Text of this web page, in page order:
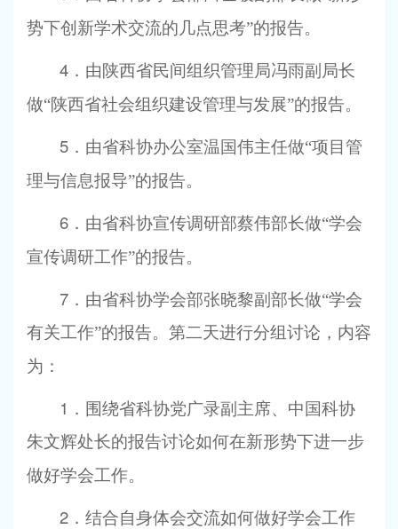
势下创新学术交流的几点思考”的报告。
4 ．由陕西省民间组织管理局冯雨副局长
做“陕西省社会组织建设管理与发展”的报告。
5 ．由省科协办公室温国伟主任做“项目管
理与信息报导”的报告。
6 ．由省科协宣传调研部蔡伟部长做“学会
宣传调研工作”的报告。
7 ．由省科协学会部张晓黎副部长做“学会
有关工作”的报告。第二天进行分组讨论，内容
为：
1 ．围绕省科协党广录副主席、中国科协
朱文辉处长的报告讨论如何在新形势下进一步
做好学会工作。
2 ．结合自身体会交流如何做好学会工作